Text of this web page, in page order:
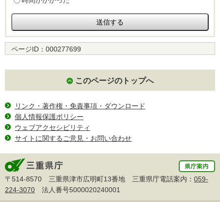
ページID： 000277699
このページのトップへ
リンク・著作権・免責事項・ダウンロード
個人情報保護ポリシー
ウェブアクセシビリティ
サイトに関するご意見・お問い合わせ
〒514-8570 三重県津市広明町13番地 三重県庁電話案内： 059-
224-3070 法人番号5000020240001